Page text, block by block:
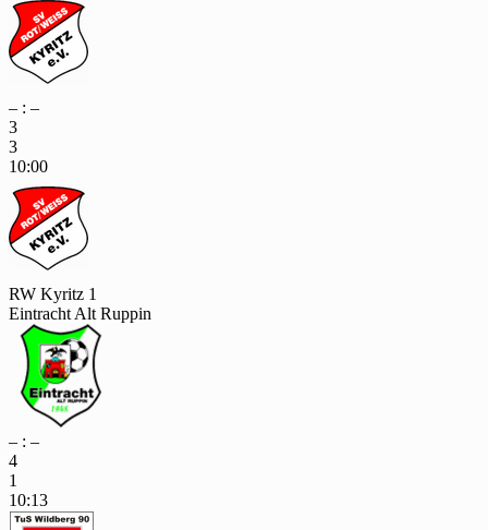
– : –
3
3
10:00
RW Kyritz 1
Eintracht Alt Ruppin
– : –
4
1
10:13